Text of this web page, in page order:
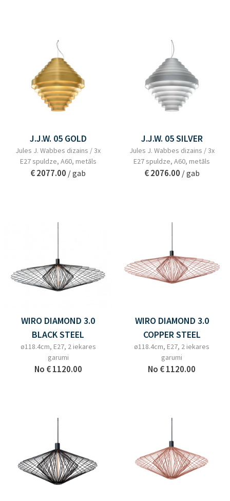
J.J.W. 05 GOLD
Jules J. Wabbes dizains / 3x
E27 spuldze, A60, metāls
€ 2077.00 / gab
J.J.W. 05 SILVER
Jules J. Wabbes dizains / 3x
E27 spuldze, A60, metāls
€ 2076.00 / gab
WIRO DIAMOND 3.0
BLACK STEEL
ø118.4cm, E27, 2 iekares
garumi
No € 1120.00
WIRO DIAMOND 3.0
COPPER STEEL
ø118.4cm, E27, 2 iekares
garumi
No € 1120.00